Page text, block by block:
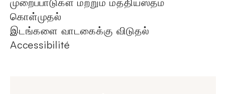
கொள்முதல்
இடங்களை வாடகைக்கு விடுதல்
Accessibilité